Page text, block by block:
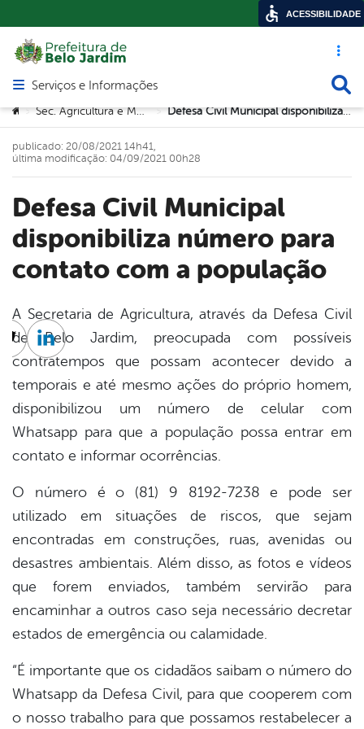
Acesso
Abrir menu principal de navegação
Serviços e Informações
Você está aqui:
> Sec. Agricultura e Meio Ambiente > Defesa Civil Municipal disponibiliza número para contato com a população
Defesa Civil Municipal
disponibiliza número para
contato com a população
publicado: 20/08/2021 14h41,
última modificação: 04/09/2021 00h28
A Secretaria de Agricultura, através da Defesa Civil
de Belo Jardim, preocupada com possíveis
contratempos que possam acontecer devido a
temporais e até mesmo ações do próprio homem,
disponibilizou um número de celular com
Whatsapp para que a população possa entrar em
contato e informar ocorrências.
O número é o (81) 9 8192-7238 e pode ser
utilizado em situações de riscos, que sejam
encontradas em construções, ruas, avenidas ou
desastres ambientais. Além disso, as fotos e vídeos
que forem enviados, também servirão para
encaminhar a outros caso seja necessário decretar
estados de emergência ou calamidade.
“É importante que os cidadãos saibam o número do
Whatsapp da Defesa Civil, para que cooperem com
o nosso trabalho para que possamos restabelecer a
TwitterLinkedin
ACESSIBILIDADE